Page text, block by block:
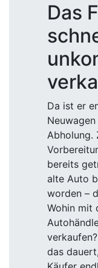
Das
Da ist er
Abholung.
bereits
alte Auto
worden –
Wohin mit
das